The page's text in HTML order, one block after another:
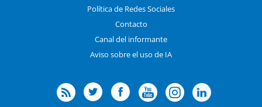
Política de Redes Sociales
Contacto
Canal del informante
Aviso sobre el uso de IA